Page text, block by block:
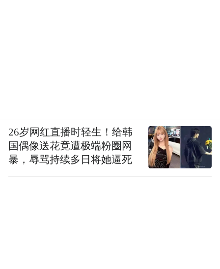
26岁网红直播时轻生！给韩
国偶像送花竟遭极端粉圈网
暴，辱骂持续多日将她逼死